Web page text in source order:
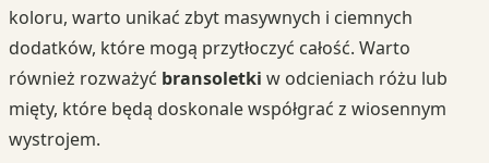
koloru, warto unikać zbyt masywnych i ciemnych
dodatków, które mogą przytłoczyć całość. Warto
również rozważyć bransoletki w odcieniach różu lub
mięty, które będą doskonale współgrać z wiosennym
wystrojem.